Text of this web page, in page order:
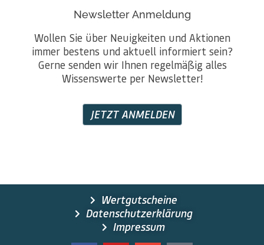
Newsletter Anmeldung
Wollen Sie über Neuigkeiten und Aktionen
immer bestens und aktuell informiert sein?
Gerne senden wir Ihnen regelmäßig alles
Wissenswerte per Newsletter!
JETZT ANMELDEN
Wertgutscheine
Datenschutzerklärung
Impressum